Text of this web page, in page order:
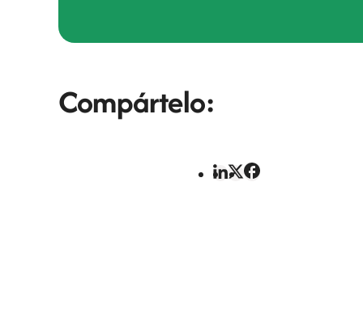
Compártelo: